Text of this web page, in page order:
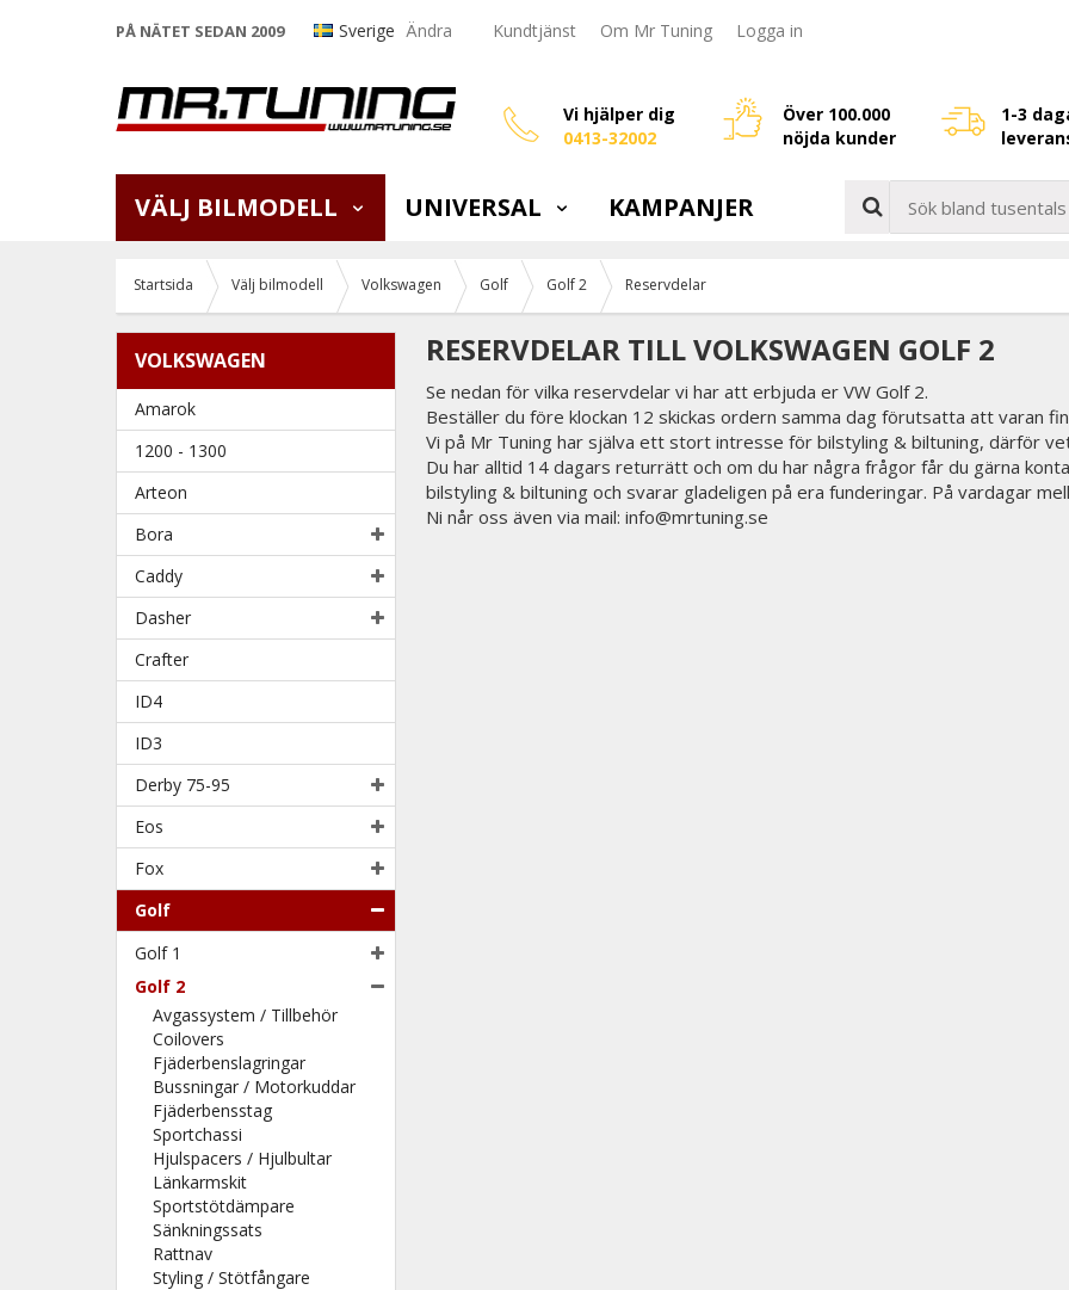
PÅ NÄTET SEDAN 2009 Sverige Ändra Kundtjänst Om Mr Tuning Logga in
Vi hjälper dig
0413-32002
Över 100.000
nöjda kunder
1-3
VÄLJ BILMODELL UNIVERSAL KAMPANJER
Startsida Välj bilmodell Volkswagen Golf Golf 2 Reservdelar
VOLKSWAGEN
Amarok
1200 - 1300
Arteon
Bora
Caddy
Dasher
Crafter
ID4
ID3
Derby 75-95
Eos
Fox
Golf
Golf 1
Golf 2
Avgassystem / Tillbehör
Coilovers
Fjäderbenslagringar
Bussningar / Motorkuddar
Fjäderbensstag
Sportchassi
Hjulspacers / Hjulbultar
Länkarmskit
Sportstötdämpare
Sänkningssats
Rattnav
Styling / Stötfångare
RESERVDELAR TILL VOLKSWAGEN GOLF 2
Se nedan för vilka reservdelar vi har att erbjuda er VW Golf 2.
Beställer du före klockan 12 skickas ordern samma dag förutsatta att varan
Vi på Mr Tuning har själva ett stort intresse för bilstyling & biltuning, därför
Du har alltid 14 dagars returrätt och om du har några frågor får du gärna
bilstyling & biltuning och svarar gladeligen på era funderingar. På vardagar
Ni når oss även via mail: info@mrtuning.se